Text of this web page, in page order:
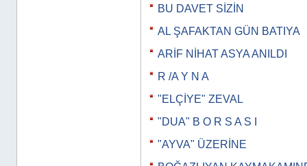
BU DAVET SİZİN
AL ŞAFAKTAN GÜN BATIYA
ARİF NİHAT ASYA ANILDI
R /A Y N A
"ELÇİYE" ZEVAL
"DUA" B O R S A S I
"AYVA" ÜZERİNE